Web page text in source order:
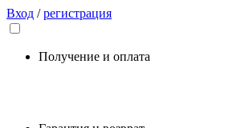
Вход /регистрация
Получение и оплата